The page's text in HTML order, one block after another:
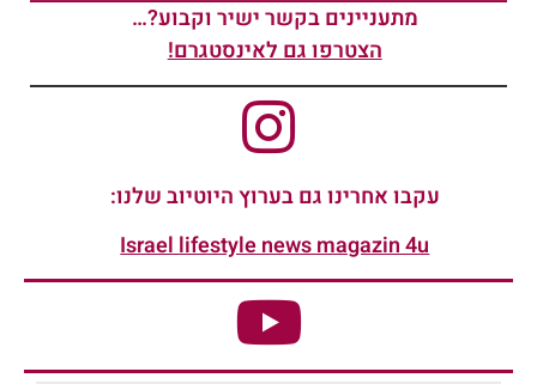
מתעניינים בקשר ישיר וקבוע?…
הצטרפו גם לאינסטגרם!
עקבו אחרינו גם בערוץ היוטיוב שלנו:
Israel lifestyle news magazin 4u